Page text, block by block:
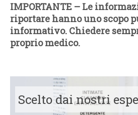
IMPORTANTE – Le
riportare hanno uno scopo
informativo. Chiedere
proprio medico.
Scelto dai nostri